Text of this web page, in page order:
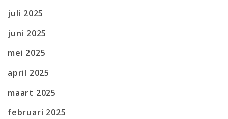
juli 2025
juni 2025
mei 2025
april 2025
maart 2025
februari 2025